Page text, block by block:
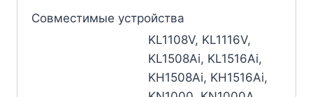
Совместимые устройства
KL1108V, KL1116V,
KL1508Ai, KL1516Ai,
KH1508Ai, KH1516Ai,